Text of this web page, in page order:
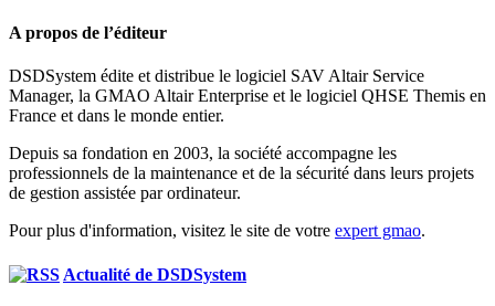
A propos de l’éditeur
DSDSystem édite et distribue le logiciel SAV Altair Service
Manager, la GMAO Altair Enterprise et le logiciel QHSE Themis en
France et dans le monde entier.
Depuis sa fondation en 2003, la société accompagne les
professionnels de la maintenance et de la sécurité dans leurs projets
de gestion assistée par ordinateur.
Pour plus d'information, visitez le site de votre expert gmao.
Actualité de DSDSystem